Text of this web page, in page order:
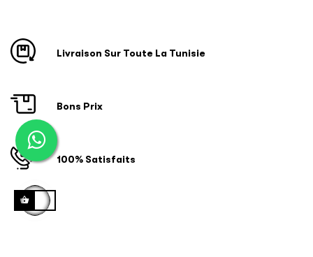
Livraison Sur Toute La Tunisie
Bons Prix
100% Satisfaits